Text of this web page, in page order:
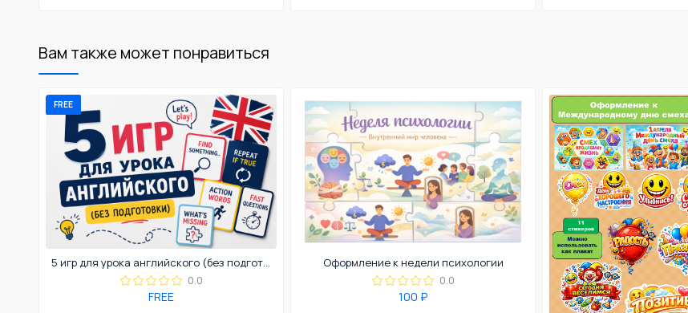
Вам также может понравиться
FREE
5 игр для урока английского (без подготовки)
0.0
FREE
Оформление к недели психологии
0.0
100 ₽